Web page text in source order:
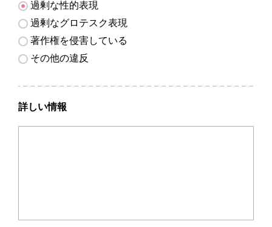
過剰な性的表現
過剰なグロテスク表現
著作権を侵害している
その他の違反
詳しい情報